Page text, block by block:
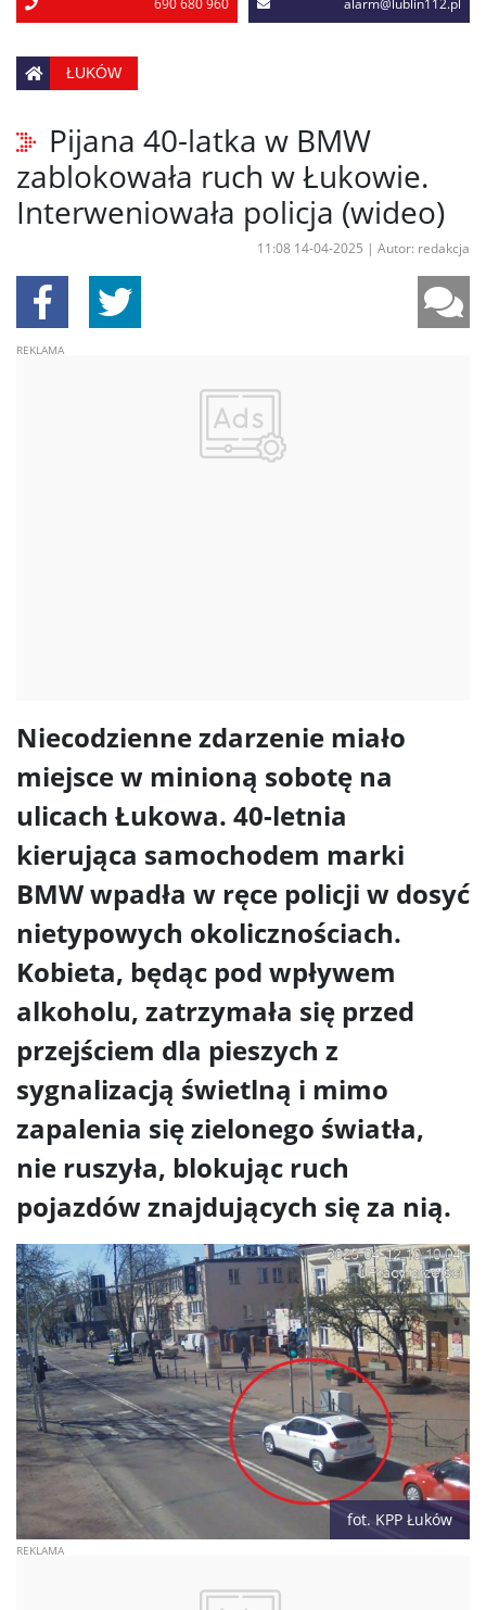
690 680 960 alarm@lublin112.pl
ŁUKÓW
Pijana 40-latka w BMW
zablokowała ruch w Łukowie.
Interweniowała policja (wideo)
11:08 14-04-2025 | Autor: redakcja
Niecodzienne zdarzenie miało
miejsce w minioną sobotę na
ulicach Łukowa. 40-letnia
kierująca samochodem marki
BMW wpadła w ręce policji w dosyć
nietypowych okolicznościach.
Kobieta, będąc pod wpływem
alkoholu, zatrzymała się przed
przejściem dla pieszych z
sygnalizacją świetlną i mimo
zapalenia się zielonego światła,
nie ruszyła, blokując ruch
pojazdów znajdujących się za nią.
fot. KPP Łuków